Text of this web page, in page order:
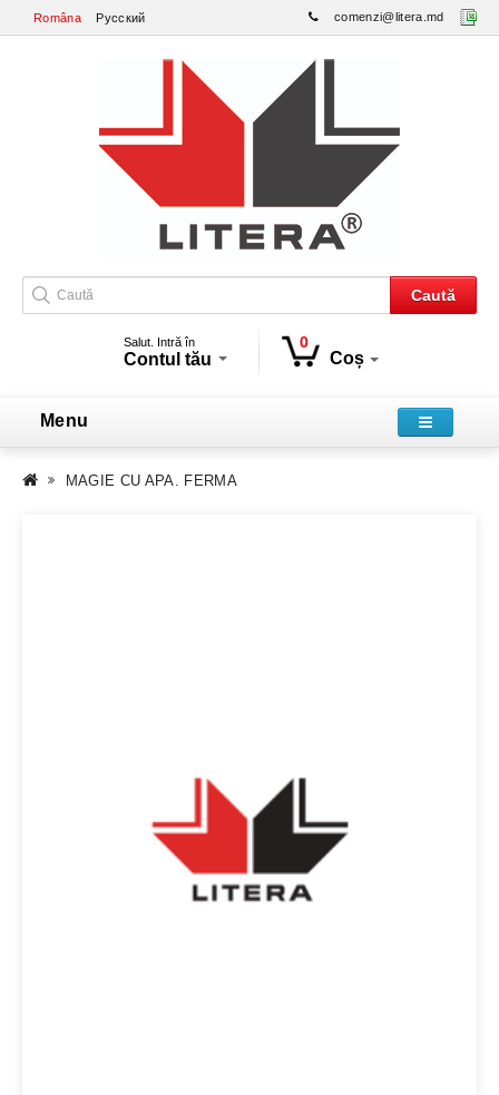
Româna Русский comenzi@litera.md
Caută
Salut. Intră în
Contul tău
0
Coș
Menu
MAGIE CU APA. FERMA